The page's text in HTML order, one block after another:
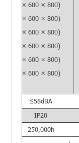
3(2200 × 600 × 800)
3(2200 × 600 × 800)
3(2200 × 600 × 800)
3(2200 × 600 × 800)
3(2200 × 600 × 800)
3(2200 × 600 × 800)
≤58dBA
IP20
250,000h